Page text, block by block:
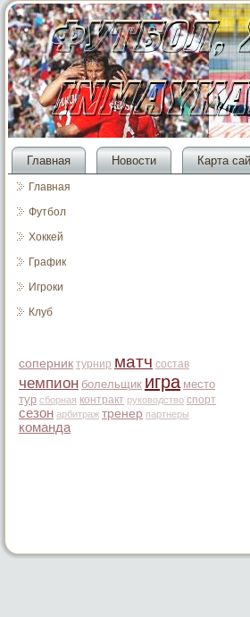
Главная Новости Карта
Главная
Футбол
Хоккей
График
Игроки
Клуб
соперник турнир матч состав
чемпион болельщик игра место
тур сборная контракт руководство спорт
сезон арбитраж тренер партнеры
команда